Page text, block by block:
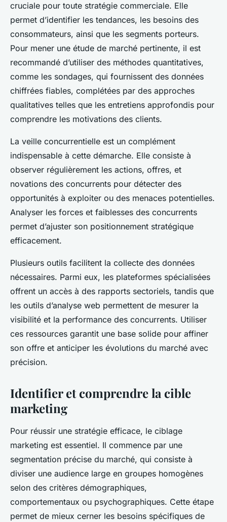
cruciale pour toute stratégie commerciale. Elle
permet d’identifier les tendances, les besoins des
consommateurs, ainsi que les segments porteurs.
Pour mener une étude de marché pertinente, il est
recommandé d’utiliser des méthodes quantitatives,
comme les sondages, qui fournissent des données
chiffrées fiables, complétées par des approches
qualitatives telles que les entretiens approfondis pour
comprendre les motivations des clients.
La veille concurrentielle est un complément
indispensable à cette démarche. Elle consiste à
observer régulièrement les actions, offres, et
novations des concurrents pour détecter des
opportunités à exploiter ou des menaces potentielles.
Analyser les forces et faiblesses des concurrents
permet d’ajuster son positionnement stratégique
efficacement.
Plusieurs outils facilitent la collecte des données
nécessaires. Parmi eux, les plateformes spécialisées
offrent un accès à des rapports sectoriels, tandis que
les outils d’analyse web permettent de mesurer la
visibilité et la performance des concurrents. Utiliser
ces ressources garantit une base solide pour affiner
son offre et anticiper les évolutions du marché avec
précision.
Identifier et comprendre la cible
marketing
Pour réussir une stratégie efficace, le ciblage
marketing est essentiel. Il commence par une
segmentation précise du marché, qui consiste à
diviser une audience large en groupes homogènes
selon des critères démographiques,
comportementaux ou psychographiques. Cette étape
permet de mieux cerner les besoins spécifiques de